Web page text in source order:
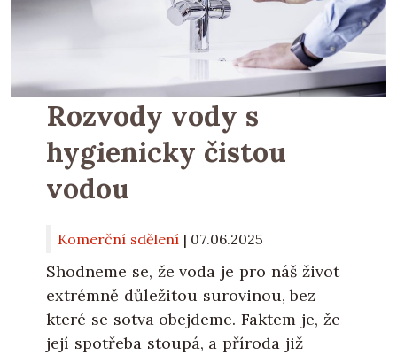
Rozvody vody s
hygienicky čistou
vodou
Komerční sdělení | 07.06.2025
Shodneme se, že voda je pro náš život
extrémně důležitou surovinou, bez
které se sotva obejdeme. Faktem je, že
její spotřeba stoupá, a příroda již